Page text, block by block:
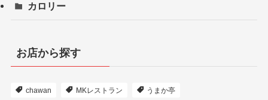
カロリー
お店から探す
chawan MKレストラン うまか亭